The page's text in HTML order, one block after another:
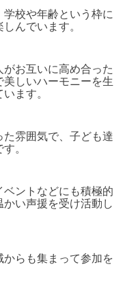
校や年齢という枠に
んでいます。
お互いに高め合った
美しいハーモニーを生
ます。
雰囲気で、子ども達
。
ントなどにも積極的
い声援を受け活動し
らも集まって参加を